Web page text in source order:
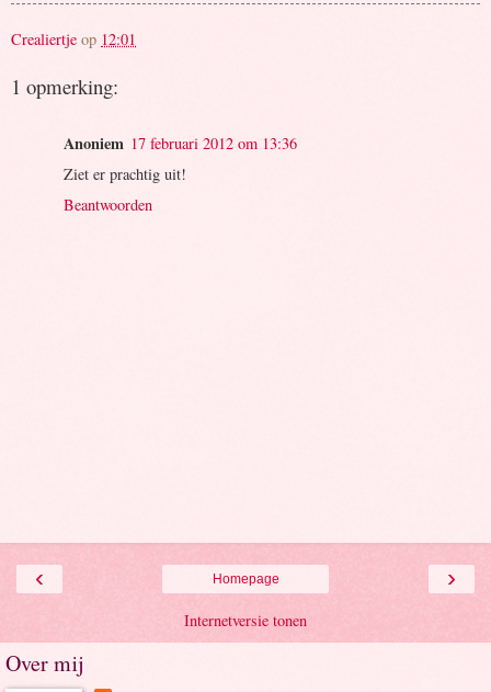
Crealiertje op 12:01
1 opmerking:
Anoniem 17 februari 2012 om 13:36
Ziet er prachtig uit!
Beantwoorden
‹ ›
Homepage
Internetversie tonen
Over mij